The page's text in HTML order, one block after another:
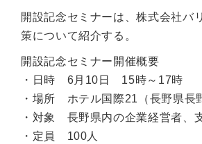
開設記念セミナーは、株式会社バ
策について紹介する。
開設記念セミナー開催概要
・日時 6月10日 15時～17時
・場所 ホテル国際21（長野県
・対象 長野県内の企業経営者、
・定員 100人